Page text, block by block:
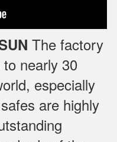
The factory
nearly 30
especially
are highly